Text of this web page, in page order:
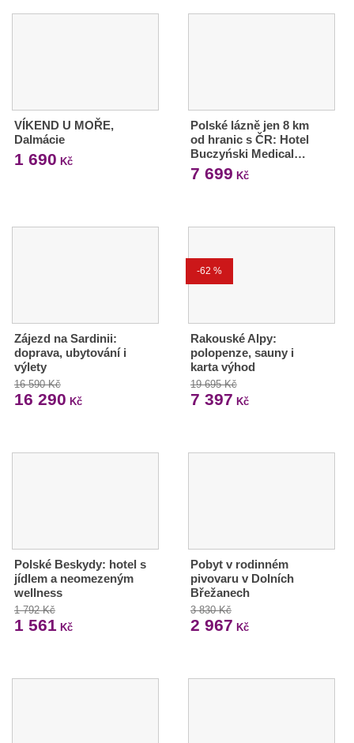
VÍKEND U MOŘE,
Dalmácie
1 690 Kč
Polské lázně jen 8 km
od hranic s ČR: Hotel
Buczyński Medical…
7 699 Kč
Zájezd na Sardinii:
doprava, ubytování i
výlety
16 590 Kč
16 290 Kč
-62 %
Rakouské Alpy:
polopenze, sauny i
karta výhod
19 695 Kč
7 397 Kč
Polské Beskydy: hotel s
jídlem a neomezeným
wellness
1 792 Kč
1 561 Kč
Pobyt v rodinném
pivovaru v Dolních
Břežanech
3 830 Kč
2 967 Kč